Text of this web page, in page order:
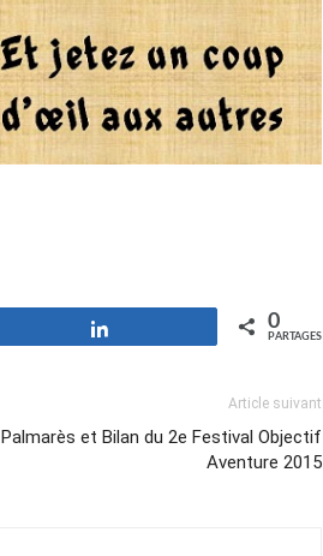
0
PARTAGES
Article suivant
Palmarès et Bilan du 2e Festival Objectif
Aventure 2015